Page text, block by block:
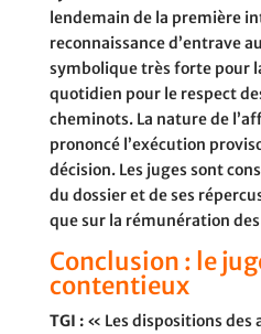
lendemain de la première
reconnaissance d’entrave
symbolique très forte pour
quotidien pour le respect
cheminots. La nature de
prononcé l’exécution
décision. Les juges sont
du dossier et de ses
que sur la rémunération
Conclusion : le
contentieux
TGI :« Les dispositions des